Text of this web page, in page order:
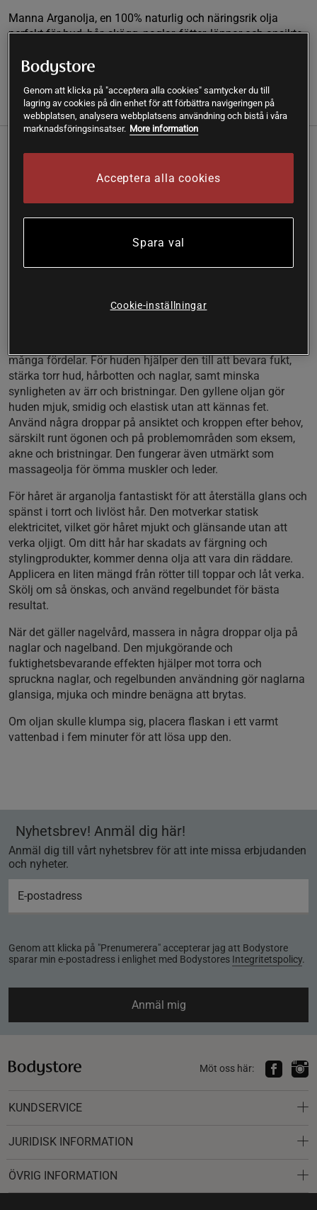
Manna Arganolja, en 100% naturlig och näringsrik olja
perfekt för hud, hår, skägg, naglar, fötter, läppar och ansikte.
Läs mer
Information Recensioner (2) Näring & Ingredienser
Välj Manna Arganolja för en ren, naturlig och effektiv
För hud, hår, naglar och mer
håller livsmedelskvalitet, är oraffinerad och har en naturlig
många fördelar. För huden hjälper den till att bevara fukt,
stärka torr hud, hårbotten och naglar, samt minska
synligheten av ärr och bristningar. Den gyllene oljan gör
huden mjuk, smidig och elastisk utan att kännas fet.
Använd några droppar på ansiktet och kroppen efter behov,
särskilt runt ögonen och på problemområden som eksem,
akne och bristningar. Den fungerar även utmärkt som
massageolja för ömma muskler och leder.
För håret är arganolja fantastiskt för att återställa glans och
spänst i torrt och livlöst hår. Den motverkar statisk
elektricitet, vilket gör håret mjukt och glänsande utan att
verka oljigt. Om ditt hår har skadats av färgning och
stylingprodukter, kommer denna olja att vara din räddare.
Applicera en liten mängd från rötter till toppar och låt verka.
Skölj om så önskas, och använd regelbundet för bästa
resultat.
När det gäller nagelvård, massera in några droppar olja på
naglar och nagelband. Den mjukgörande och
fuktighetsbevarande effekten hjälper mot torra och
spruckna naglar, och regelbunden användning gör naglarna
glansiga, mjuka och mindre benägna att brytas.
Om oljan skulle klumpa sig, placera flaskan i ett varmt
vattenbad i fem minuter för att lösa upp den.
Nyhetsbrev! Anmäl dig här!
Anmäl dig till vårt nyhetsbrev för att inte missa erbjudanden
och nyheter.
Genom att klicka på "Prenumerera" accepterar jag att Bodystore
sparar min e-postadress i enlighet med Bodystores Integritetspolicy.
Anmäl mig
Möt oss här:
KUNDSERVICE
JURIDISK INFORMATION
ÖVRIG INFORMATION
Genom att klicka på "acceptera alla cookies" samtycker du till
lagring av cookies på din enhet för att förbättra navigeringen på
webbplatsen, analysera webbplatsens användning och bistå i våra
marknadsföringsinsatser. More information
Acceptera alla cookies
Spara val
Cookie-inställningar